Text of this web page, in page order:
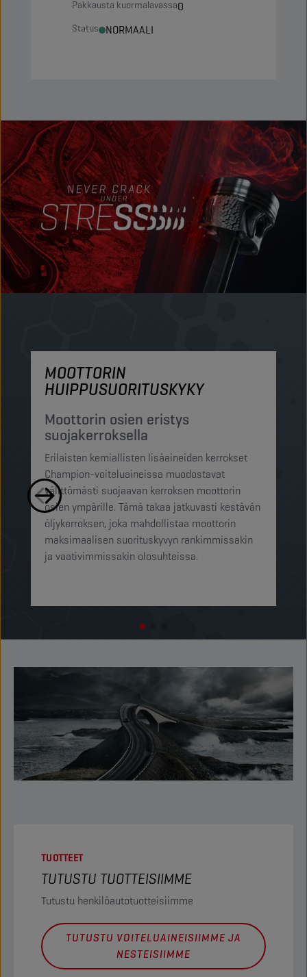
Pakkausta kuormalavassa0
Status NORMAALI
MOOTTORIN
HUIPPUSUORITUSKYKY
Moottorin osien eristys
suojakerroksella
Erilaisten kemiallisten lisäaineiden kerrokset
Champion-voiteluaineissa muodostavat
välittömästi suojaavan kerroksen moottorin
osien ympärille. Tämä takaa jatkuvasti kestävän
öljykerroksen, joka mahdollistaa moottorin
maksimaalisen suorituskyvyn rankimmissakin
ja vaativimmissakin olosuhteissa.
TUOTTEET
TUTUSTU TUOTTEISIIMME
Tutustu henkilöautotuotteisiimme
TUTUSTU VOITELUAINEISIIMME JA
NESTEISIIMME